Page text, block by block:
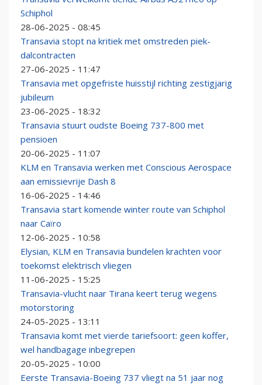
Schiphol
28-06-2025 - 08:45
Transavia stopt na kritiek met omstreden piek-
dalcontracten
27-06-2025 - 11:47
Transavia met opgefriste huisstijl richting zestigjarig
jubileum
23-06-2025 - 18:32
Transavia stuurt oudste Boeing 737-800 met
pensioen
20-06-2025 - 11:07
KLM en Transavia werken met Conscious Aerospace
aan emissievrije Dash 8
16-06-2025 - 14:46
Transavia start komende winter route van Schiphol
naar Caïro
12-06-2025 - 10:58
Elysian, KLM en Transavia bundelen krachten voor
toekomst elektrisch vliegen
11-06-2025 - 15:25
Transavia-vlucht naar Tirana keert terug wegens
motorstoring
24-05-2025 - 13:11
Transavia komt met vierde tariefsoort: geen koffer,
wel handbagage inbegrepen
20-05-2025 - 10:00
Eerste Transavia-Boeing 737 vliegt na 51 jaar nog